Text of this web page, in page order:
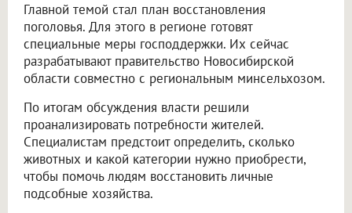
Главной темой стал план восстановления
поголовья. Для этого в регионе готовят
специальные меры господдержки. Их сейчас
разрабатывают правительство Новосибирской
области совместно с региональным минсельхозом.
По итогам обсуждения власти решили
проанализировать потребности жителей.
Специалистам предстоит определить, сколько
животных и какой категории нужно приобрести,
чтобы помочь людям восстановить личные
подсобные хозяйства.